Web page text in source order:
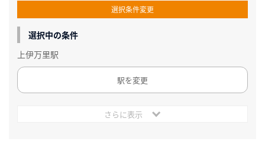
選択条件変更
選択中の条件
上伊万里駅
駅を変更
さらに表示